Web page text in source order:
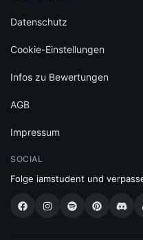
Datenschutz
Cookie-Einstellungen
Infos zu Bewertungen
AGB
Impressum
SOCIAL
Folge iamstudent und